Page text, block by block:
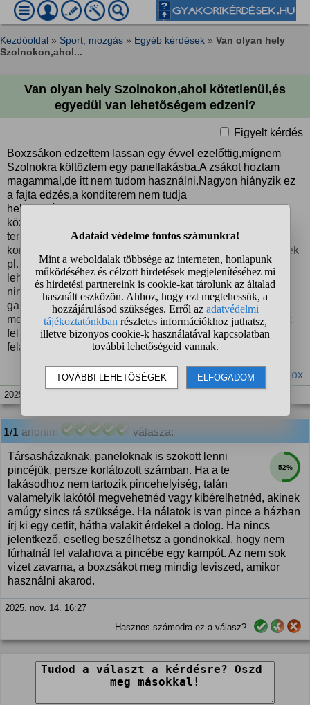
Kezdőoldal » Sport, mozgás » Egyéb kérdések » Van olyan hely
Szolnokon,ahol...
Van olyan hely Szolnokon,ahol kötetlenül,és
egyedül van lehetőségem edzeni?
Figyelt kérdés
Boxzsákon edzettem lassan egy évvel ezelőttig,mígnem
Szolnokra költöztem egy panellakásba.A zsákot hoztam
magammal,de itt nem tudom használni.Nagyon hiányzik ez
a fajta edzés,a konditerem nem tudja
helyettesíteni,mellesleg szerettem egyedül lenni
közben,zenét hallgatni,a különböző box
termekben/klubokban pedig számomra egyébként is túl
korlátozott a nyitvatartás.Sehol nem látom hogy hirdetnének
pl. kisebb kiadó tárolókat.Egy garázs bérlése jó megoldás
lehetne,de sokallom rá a havi 30 ezret,tekintve hogy még
nincs autóm sem,mellesleg számomra új hogy még
garázsokat is közvetítővel hirdetnek,kaució
mellett..neméppen arra következtetek ebből,hogy mondjuk
fel lehetne fúrni akár egy állványt amire a zsákot
felakaszthatnám.Valami megoldás?
#edzés #garázs #konditerem #Szolnok #box
2025. nov. 13. 20:13
1/1 anonim válasza:
52%
Társasházaknak, paneloknak is szokott lenni
pincéjük, persze korlátozott számban. Ha a te
lakásodhoz nem tartozik pincehelyiség, talán
valamelyik lakótól megvehetnéd vagy kibérelhetnéd, akinek
amúgy sincs rá szüksége. Ha nálatok is van pince a házban
írj ki egy cetlit, hátha valakit érdekel a dolog. Ha nincs
jelentkező, esetleg beszélhetsz a gondnokkal, hogy nem
fúrhatnál fel valahova a pincébe egy kampót. Az nem sok
vizet zavarna, a boxzsákot meg mindig leviszed, amikor
használni akarod.
2025. nov. 14. 16:27
Hasznos számodra ez a válasz?